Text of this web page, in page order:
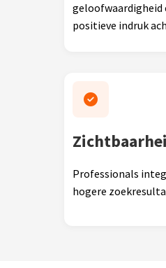
geloofwaardigheid
positieve indruk
Professionals
hogere